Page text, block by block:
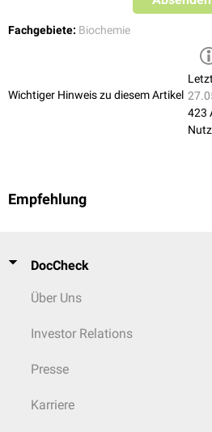
die Expression von
Fachgebiete: Biochemie
Wichtiger Hinweis zu diesem Artikel
423
Empfehlung
DocCheck
Über Uns
Investor Relations
Presse
Karriere